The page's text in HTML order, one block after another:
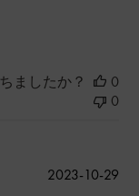
ましたか？
0
0
公
2023-10-29